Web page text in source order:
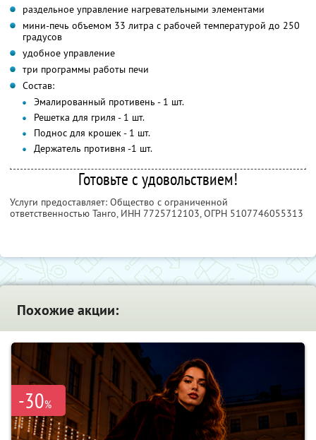
раздельное управление нагревательными элементами
мини-печь объемом 33 литра с рабочей температурой до 250
градусов
удобное управление
три программы работы печи
Состав:
Эмалированный противень - 1 шт.
Решетка для гриля - 1 шт.
Поднос для крошек - 1 шт.
Держатель противня -1 шт.
Готовьте с удовольствием!
Услуги предоставляет: Общество с ограниченной
ответственностью Танго, ИНН 7725712103, ОГРН 5107746055313
Похожие акции:
-30%